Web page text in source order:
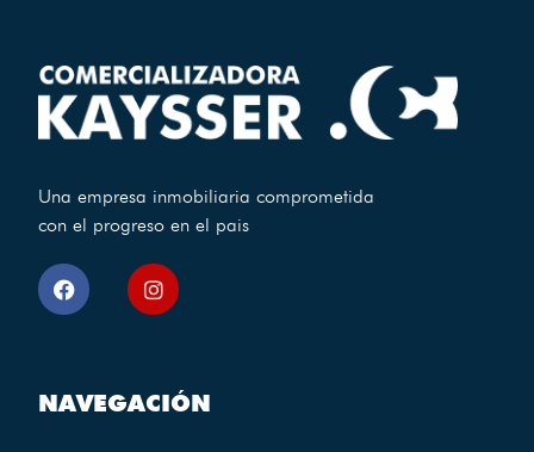
Una empresa inmobiliaria comprometida
con el progreso en el pais
NAVEGACIÓN